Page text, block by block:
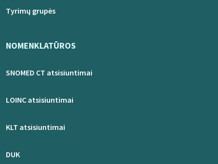
Tyrimų grupės
NOMENKLATŪROS
SNOMED CT atsisiuntimai
LOINC atsisiuntimai
KLT atsisiuntimai
DUK